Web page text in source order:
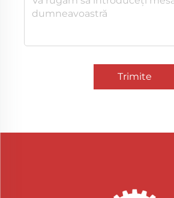
Trimite